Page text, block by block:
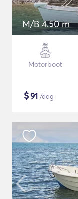
M/B 4.50 m
Motorboot
$91 /dag